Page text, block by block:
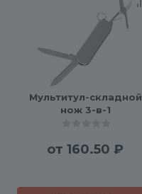
Мультитул-складной
нож 3-в-1
от 160.50 ₽